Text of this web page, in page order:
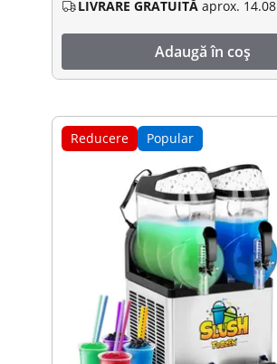
LIVRARE GRATUITĂ aprox. 14.08
Adaugă în coș
Reducere Popular